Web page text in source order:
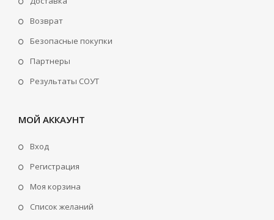
Возврат
Безопасные покупки
Партнеры
Результаты СОУТ
МОЙ АККАУНТ
Вход
Регистрация
Моя корзина
Cписок желаний